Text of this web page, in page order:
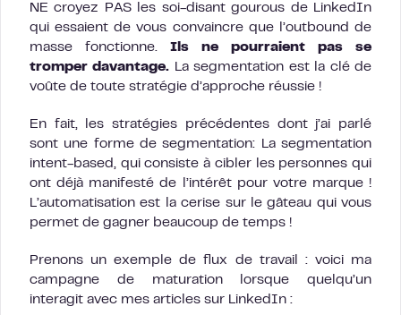
NE croyez PAS les soi-disant gourous de LinkedIn
qui essaient de vous convaincre que l’outbound de
masse fonctionne. Ils ne pourraient pas se
tromper davantage. La segmentation est la clé de
voûte de toute stratégie d’approche réussie !
En fait, les stratégies précédentes dont j’ai parlé
sont une forme de segmentation: La segmentation
intent-based, qui consiste à cibler les personnes qui
ont déjà manifesté de l’intérêt pour votre marque !
L’automatisation est la cerise sur le gâteau qui vous
permet de gagner beaucoup de temps !
Prenons un exemple de flux de travail : voici ma
campagne de maturation lorsque quelqu’un
interagit avec mes articles sur LinkedIn :